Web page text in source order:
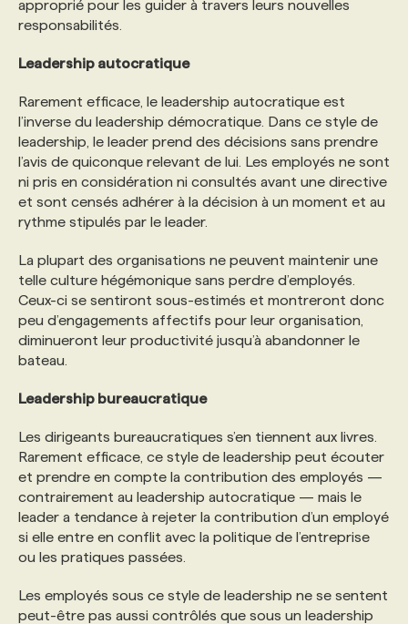
approprié pour les guider à travers leurs nouvelles
responsabilités.
Leadership autocratique
Rarement efficace, le leadership autocratique est
l’inverse du leadership démocratique. Dans ce style de
leadership, le leader prend des décisions sans prendre
l’avis de quiconque relevant de lui. Les employés ne sont
ni pris en considération ni consultés avant une directive
et sont censés adhérer à la décision à un moment et au
rythme stipulés par le leader.
La plupart des organisations ne peuvent maintenir une
telle culture hégémonique sans perdre d’employés.
Ceux-ci se sentiront sous-estimés et montreront donc
peu d’engagements affectifs pour leur organisation,
diminueront leur productivité jusqu’à abandonner le
bateau.
Leadership bureaucratique
Les dirigeants bureaucratiques s’en tiennent aux livres.
Rarement efficace, ce style de leadership peut écouter
et prendre en compte la contribution des employés —
contrairement au leadership autocratique — mais le
leader a tendance à rejeter la contribution d’un employé
si elle entre en conflit avec la politique de l’entreprise
ou les pratiques passées.
Les employés sous ce style de leadership ne se sentent
peut-être pas aussi contrôlés que sous un leadership